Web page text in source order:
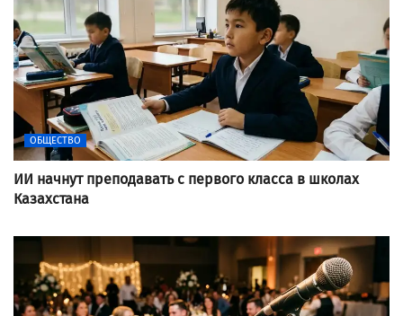
ОБЩЕСТВО
ИИ начнут преподавать с первого класса в школах
Казахстана